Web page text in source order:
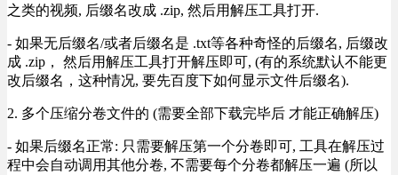
之类的视频, 后缀名改成 .zip, 然后用解压工具打开.
- 如果无后缀名/或者后缀名是 .txt等各种奇怪的后缀名, 后缀改
成 .zip， 然后用解压工具打开解压即可, (有的系统默认不能更
改后缀名，这种情况, 要先百度下如何显示文件后缀名).
2. 多个压缩分卷文件的 (需要全部下载完毕后 才能正确解压)
- 如果后缀名正常: 只需要解压第一个分卷即可, 工具在解压过
程中会自动调用其他分卷, 不需要每个分卷都解压一遍 (所以